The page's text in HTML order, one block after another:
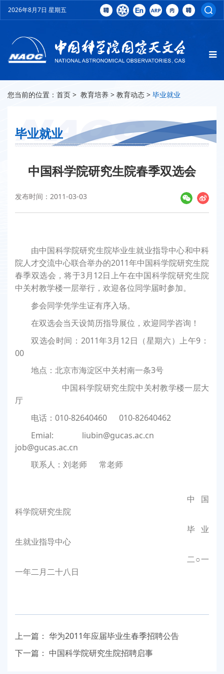
2026年8月7日 星期五
您当前的位置： 首页 > 教育培养 > 教育动态 > 毕业就业
毕业就业
中国科学院研究生院春季双选会
发布时间：2011-03-03
由中国科学院研究生院毕业生就业指导中心和中科
院人才交流中心联合举办的2011年中国科学院研究生院
春季双选会，将于3 月 12日上午在中国科学院研究生院
中关村教学楼一层举行，欢迎各位同学届时参加。
参会同学凭学生证有序入场。
在双选会当天设简历指导展位，欢迎同学咨询！
双选会时间： 2011年3月 12 日 （星期六）上午9 ：
00
地点：北京市海淀区中关村南一条3号
中国科学院研究生院中关村教学楼一层大
厅
电话： 010-82640460 010-82640462
Emial: liubin@gucas.ac.cn
job@gucas.ac.cn
联系人：刘老师 常老师
中国
科学院研究生院
毕业
生就业指导中心
二○一
一年二月二十八日
上一篇： 华为2011年应届毕业生春季招聘公告
下一篇： 中国科学院研究生院招聘启事